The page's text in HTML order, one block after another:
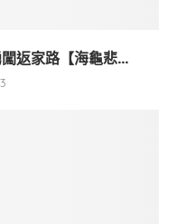
返家路【海龜悲...